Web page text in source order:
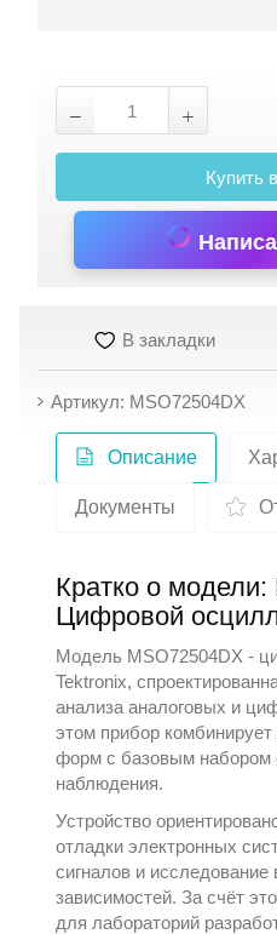
Купить
В закладки
Артикул: MSO72504DX
Описание
Документы
Кратко о
Цифровой
Модель MSO72504DX -
Tektronix,
анализа аналоговых и
этом прибор
форм с базовым набором
наблюдения.
Устройство
отладки электронных
сигналов и
зависимостей. За счёт
для лабораторий